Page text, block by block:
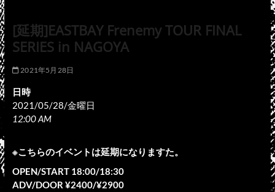
[延期]EASTBAY Frenemy TOUR FINAL
SERIES in NAGOYA
2021年5月28日
日時
2021/05/28/金曜日
12:00 AM
※こちらのイベントは延期になりますた。
OPEN/START 18:00/18:30
ADV/DOOR ¥2400/¥2900